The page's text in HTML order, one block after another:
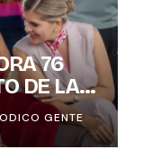
76
DE LAS
GENTE